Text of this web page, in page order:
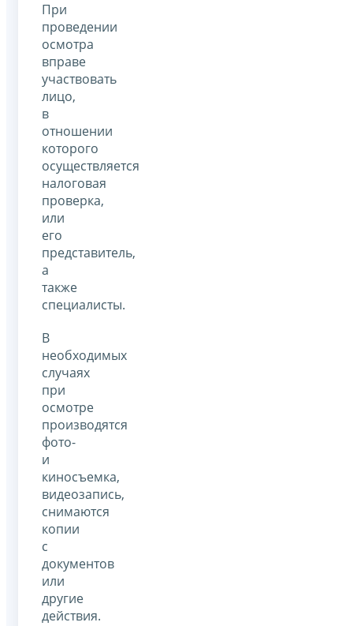
При
проведении
осмотра
вправе
участвовать
лицо,
в
отношении
которого
осуществляется
налоговая
проверка,
или
его
представитель,
а
также
специалисты.
В
необходимых
случаях
при
осмотре
производятся
фото-
и
киносъемка,
видеозапись,
снимаются
копии
с
документов
или
другие
действия.